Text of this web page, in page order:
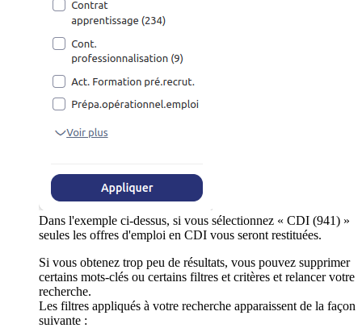
Dans l'exemple ci-dessus, si vous sélectionnez « CDI (941) »
seules les offres d'emploi en CDI vous seront restituées.
Si vous obtenez trop peu de résultats, vous pouvez supprimer
certains mots-clés ou certains filtres et critères et relancer votre
recherche.
Les filtres appliqués à votre recherche apparaissent de la façon
suivante :